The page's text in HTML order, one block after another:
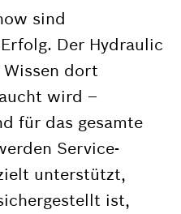
sind
Der Hydraulic
dort
wird –
für das gesamte
Service-
unterstützt,
ist,